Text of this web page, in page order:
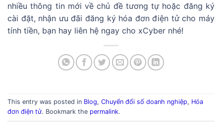
nhiều thông tin mới về chủ đề tương tự hoặc đăng ký
cài đặt, nhận ưu đãi đăng ký hóa đơn điện tử cho máy
tính tiền, bạn hay liên hệ ngay cho xCyber nhé!
This entry was posted in Blog, Chuyển đổi số doanh nghiệp, Hóa
đơn điện tử. Bookmark the permalink.